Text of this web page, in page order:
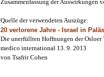
Zusammenfassung der Auswirkungen
Quelle der verwendeten Auszüge:
20 verlorene Jahre - Israel in
Die unerfüllten Hoffnungen der Osloer
medico international 13. 9. 2013
von Tsafrir Cohen